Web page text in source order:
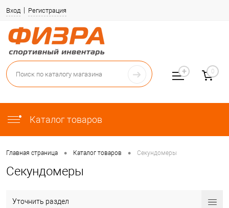
Вход Регистрация
Каталог товаров
0
Главная страница • Каталог товаров • Секундомеры
Секундомеры
Уточнить раздел